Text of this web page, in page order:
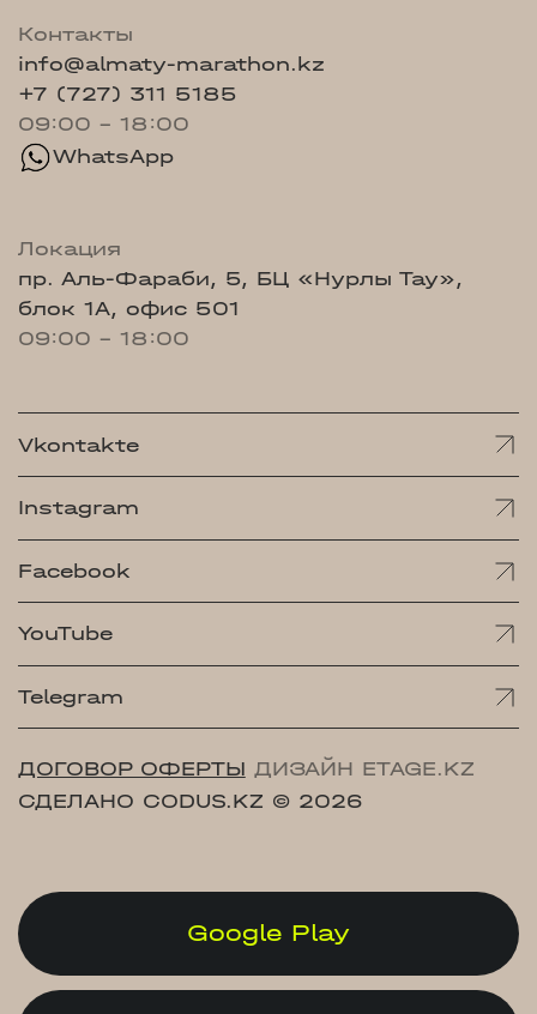
Контакты
info@almaty-marathon.kz
+7 (727) 311 5185
09:00 - 18:00
WhatsApp
Локация
пр. Аль-Фараби, 5, БЦ «Нурлы Тау»,
блок 1А, офис 501
09:00 - 18:00
Vkontakte
Instagram
Facebook
YouTube
Telegram
ДОГОВОР ОФЕРТЫ ДИЗАЙН ETAGE.KZ
СДЕЛАНО CODUS.KZ © 2026
Google Play